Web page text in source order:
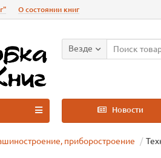
О состоянии книг
Везде
Новости
приборостроение